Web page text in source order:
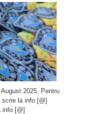
2025. Pentru
la info [@]
info [@]